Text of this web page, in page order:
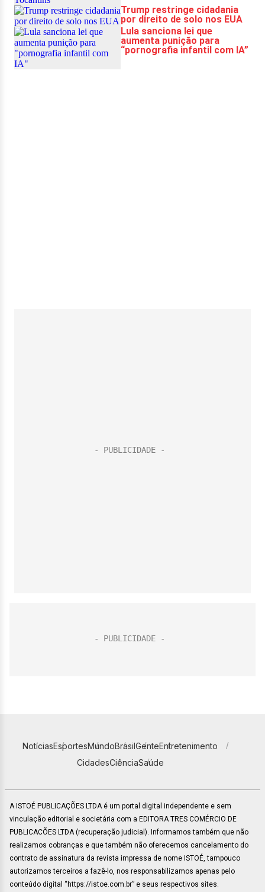
NotíciasEsportesMundoBrasilGenteEntretenimento
CidadesCiênciaSaúde
A ISTOÉ PUBLICAÇÕES LTDA é um portal digital independente e sem
vinculação editorial e societária com a EDITORA TRES COMÉRCIO DE
PUBLICACÕES LTDA (recuperação judicial). Informamos também que não
realizamos cobranças e que também não oferecemos cancelamento do
contrato de assinatura da revista impressa de nome ISTOÉ, tampouco
autorizamos terceiros a fazê-lo, nos responsabilizamos apenas pelo
conteúdo digital “https://istoe.com.br” e seus respectivos sites.